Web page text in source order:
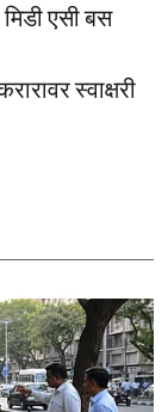
मिडी एसी बस
स्वाक्षरी